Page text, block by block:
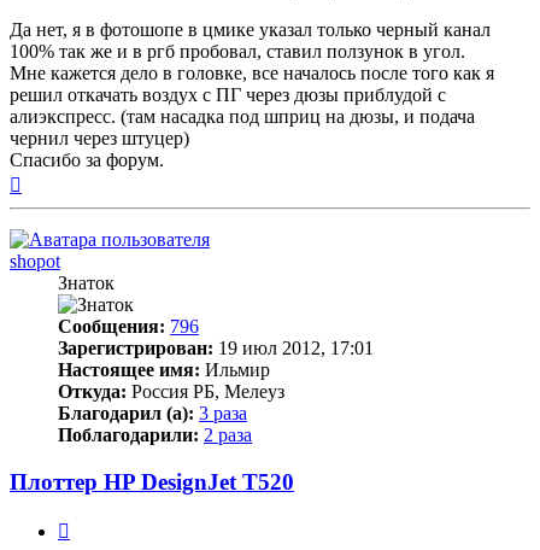
Да нет, я в фотошопе в цмике указал только черный канал
100% так же и в ргб пробовал, ставил ползунок в угол.
Мне кажется дело в головке, все началось после того как я
решил откачать воздух с ПГ через дюзы приблудой с
алиэкспресс. (там насадка под шприц на дюзы, и подача
чернил через штуцер)
Спасибо за форум.
shopot
Знаток
Сообщения: 796
Зарегистрирован: 19 июл 2012, 17:01
Настоящее имя: Ильмир
Откуда: Россия РБ, Мелеуз
Благодарил (а): 3 раза
Поблагодарили: 2 раза
Плоттер HP DesignJet T520